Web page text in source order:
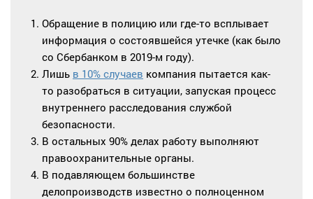
Обращение в полицию или где-то всплывает
информация о состоявшейся утечке (как было
со Сбербанком в 2019-м году).
Лишь в 10% случаев компания пытается как-
то разобраться в ситуации, запуская процесс
внутреннего расследования службой
безопасности.
В остальных 90% делах работу выполняют
правоохранительные органы.
В подавляющем большинстве
делопроизводств известно о полноценном